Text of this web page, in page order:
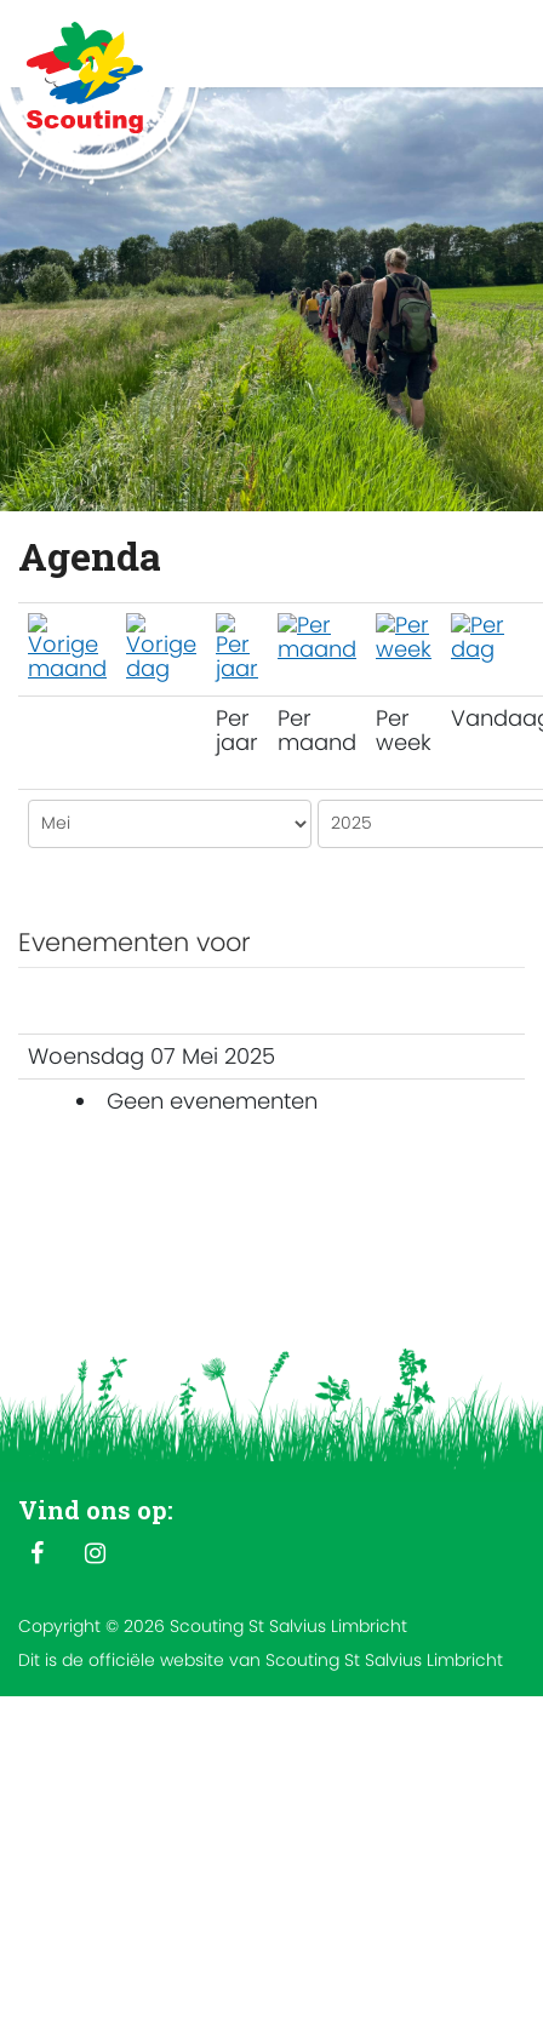
Agenda
Per
jaar
Per
maand
Per
week
Evenementen voor
Woensdag 07 Mei 2025
Geen evenementen
Vind ons op:
Copyright © 2026 Scouting St Salvius Limbricht
Dit is de officiële website van Scouting St Salvius Limbricht